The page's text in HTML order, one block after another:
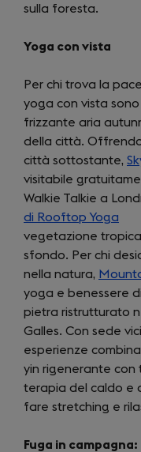
sulla foresta.
Yoga con vista
Per chi trova la
yoga con vista
frizzante aria
della città.
città sottostante,
visitabile
Walkie Talkie a
di Rooftop Yoga
in
a
tab)
vegetazione
sfondo. Per chi
nella natura,
yoga e benessere
pietra ristrutturato
Galles. Con sede
esperienze
yin rigenerante con
terapia del caldo e
fare stretching e
Fuga in